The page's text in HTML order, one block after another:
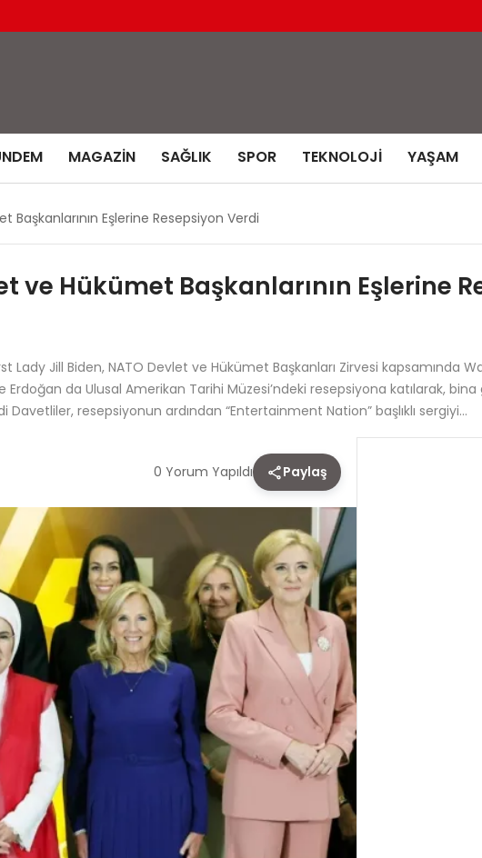
MAGAZIN SAĞLIK SPOR TEKNOLOJI YAŞAM
Başkanlarının Eşlerine Resepsiyon Verdi
ve Hükümet Başkanlarının Eşlerine
Lady Jill Biden, NATO Devlet ve Hükümet Başkanları Zirvesi kapsamında
da Ulusal Amerikan Tarihi Müzesi’ndeki resepsiyona katılarak,
Davetliler, resepsiyonun ardından “Entertainment Nation” başlıklı sergiyi…
0 Yorum Yapıldı Paylaş